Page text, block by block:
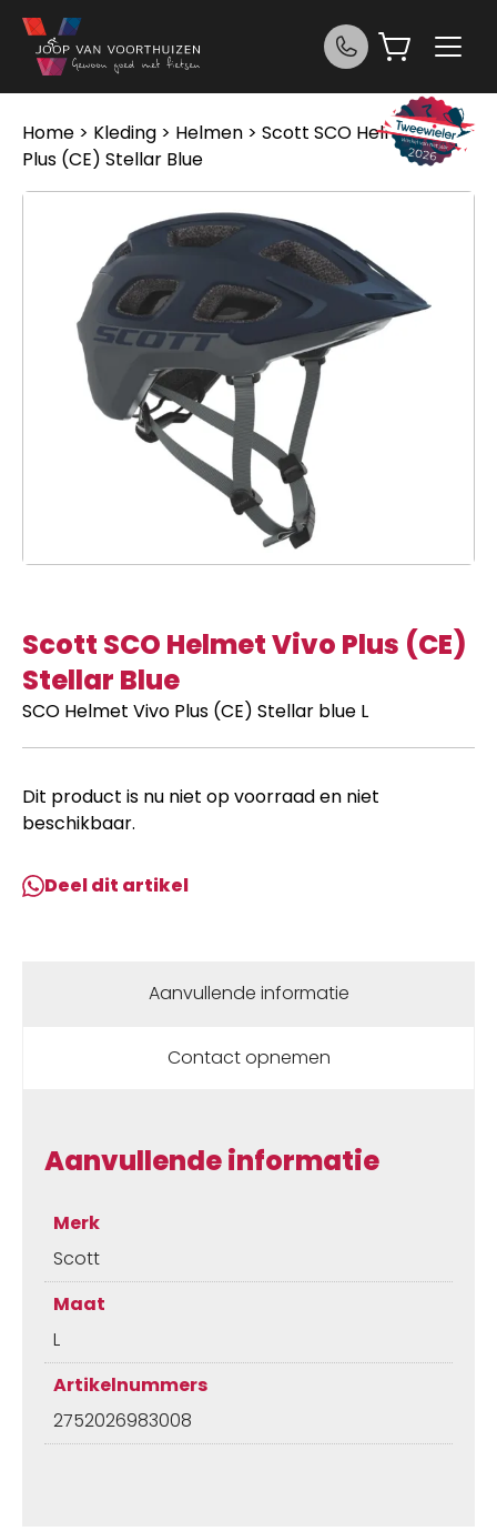
Ga naar de inhoud
Home > Kleding > Helmen > Scott SCO Helmet Vivo
Plus (CE) Stellar Blue
Scott SCO Helmet Vivo Plus (CE)
Stellar Blue
SCO Helmet Vivo Plus (CE) Stellar blue L
Dit product is nu niet op voorraad en niet
beschikbaar.
Deel dit artikel
Aanvullende informatie
Contact opnemen
Aanvullende informatie
Merk
Scott
Maat
L
Artikelnummers
2752026983008